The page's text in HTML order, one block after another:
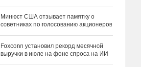
Минюст США отзывает памятку о
советниках по голосованию акционеров
Foxconn установил рекорд месячной
выручки в июле на фоне спроса на ИИ